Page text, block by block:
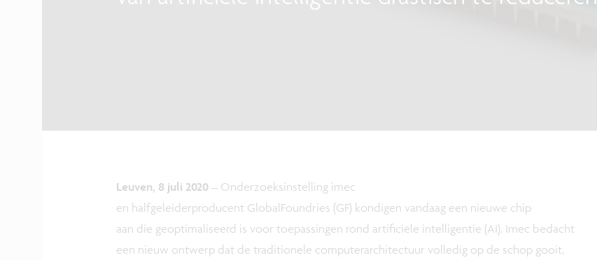
Leuven, 8 juli 2020– Onderzoeksinstelling imec
en halfgeleiderproducent GlobalFoundries (GF) kondigen vandaag een nieuwe chip
aan die geoptimaliseerd is voor toepassingen rond artificiële intelligentie (AI). Imec bedacht
een nieuw ontwerp dat de traditionele computerarchitectuur volledig op de schop gooit,